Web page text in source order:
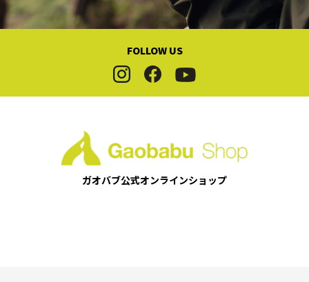
FOLLOW US
ガオバブ公式オンラインショップ